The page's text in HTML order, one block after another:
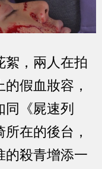
絮，兩人在拍
假血妝容，
《屍速列
在的後台，
的殺青增添一